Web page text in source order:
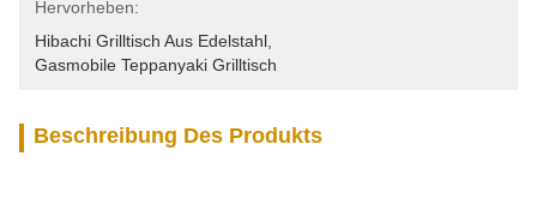
Hervorheben:
Hibachi Grilltisch Aus Edelstahl
Gasmobile Teppanyaki Grilltisch
Beschreibung Des Produkts